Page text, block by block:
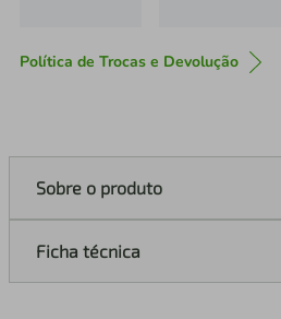
Política de Trocas e Devolução
Sobre o produto
Ficha técnica